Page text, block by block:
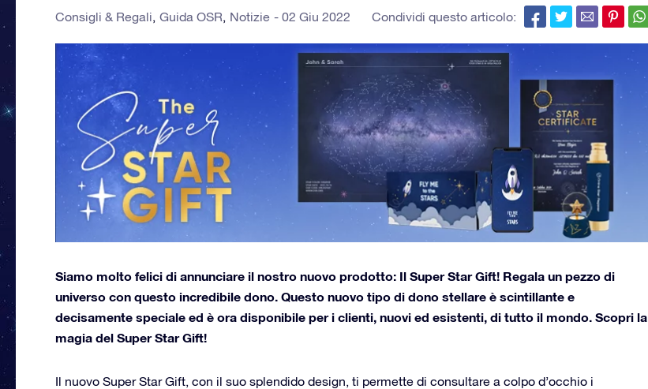
Consigli & Regali Guida OSR Notizie 02 Giu 2022 Condividi questo articolo:
Siamo molto felici di annunciare il nostro nuovo prodotto: Il Super Star Gift! Regala un pezzo di
universo con questo incredibile dono. Questo nuovo tipo di dono stellare è scintillante e
decisamente speciale ed è ora disponibile per i clienti, nuovi ed esistenti, di tutto il mondo. Scopri la
magia del Super Star Gift!
Il nuovo Super Star Gift, con il suo splendido design, ti permette di consultare a colpo d’occhio i